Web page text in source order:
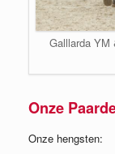
Galllarda YM
Onze
Onze hengsten: